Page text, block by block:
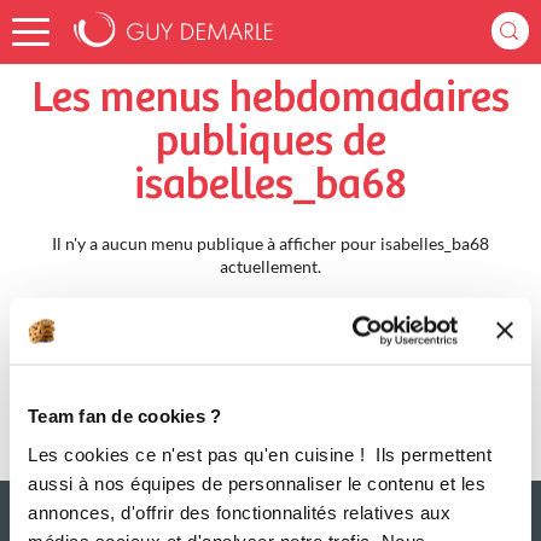
Team fan de cookies ?
Les cookies ce n'est pas qu'en cuisine ! Ils permettent
aussi à nos équipes de personnaliser le contenu et les
annonces, d'offrir des fonctionnalités relatives aux
Accueil isabelles_ba68 Menus Hebdomadaires
Les menus hebdomadaires
publiques de
isabelles_ba68
Il n'y a aucun menu publique à afficher pour isabelles_ba68
actuellement.